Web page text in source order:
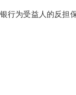
行为受益人的反担